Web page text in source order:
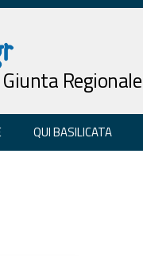
Regionale
QUI BASILICATA